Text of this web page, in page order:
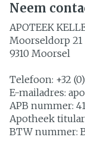
Neem
APOTEEK
Moorseldorp 21
9310 Moorsel
Telefoon: +32
E-mailadres:
APB nummer:
Apotheek
BTW nummer: